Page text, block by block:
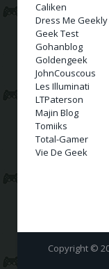
Caliken
Dress Me Geekly
Geek Test
Gohanblog
Goldengeek
JohnCouscous
Les Illuminati
LTPaterson
Majin Blog
Tomiiks
Total-Gamer
Vie De Geek
Copyright ©